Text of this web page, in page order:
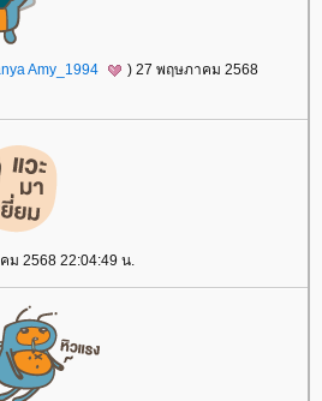
Amy_1994
) 27 พฤษภาคม 2568
ม 2568 22:04:49 น.